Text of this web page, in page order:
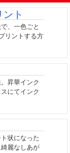
ト
、一色ごと
リントする方
昇華インク
にてインク
状になった
麗なしあが